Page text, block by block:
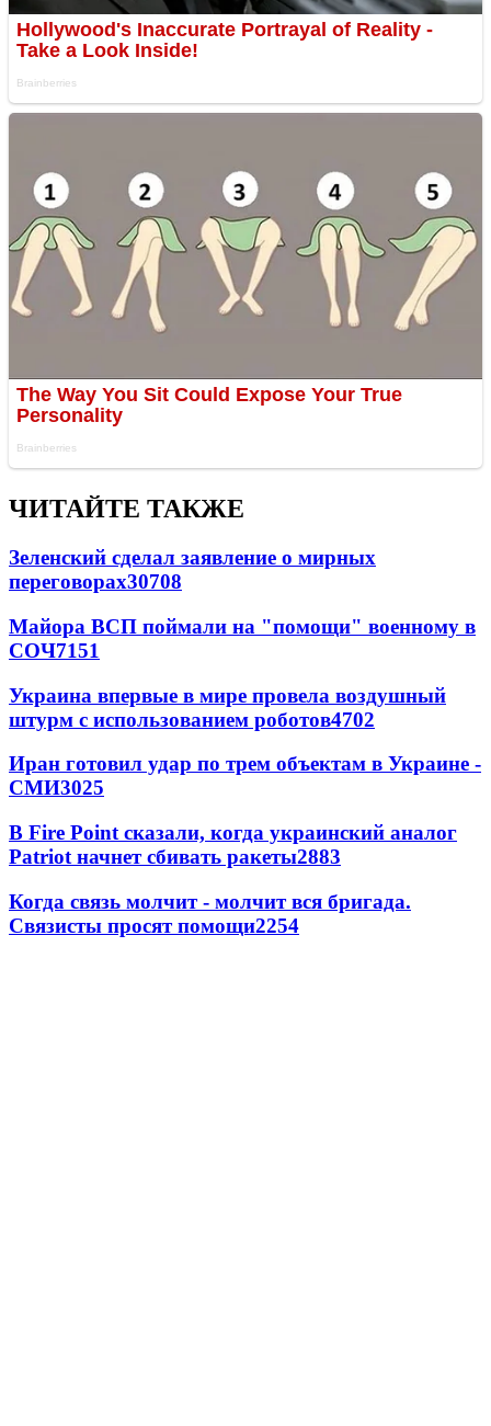
ЧИТАЙТЕ ТАКЖЕ
Зеленский сделал заявление о мирных
переговорах30708
Майора ВСП поймали на "помощи" военному в
СОЧ7151
Украина впервые в мире провела воздушный
штурм с использованием роботов4702
Иран готовил удар по трем объектам в Украине -
СМИ3025
В Fire Point сказали, когда украинский аналог
Patriot начнет сбивать ракеты2883
Когда связь молчит - молчит вся бригада.
Связисты просят помощи2254